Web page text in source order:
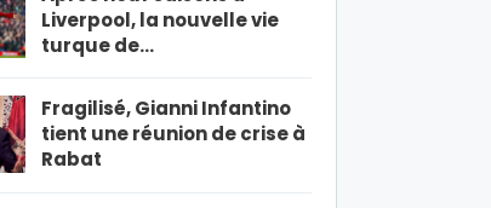
Liverpool, la nouvelle vie
turque de…
Fragilisé, Gianni Infantino
tient une réunion de crise à
Rabat